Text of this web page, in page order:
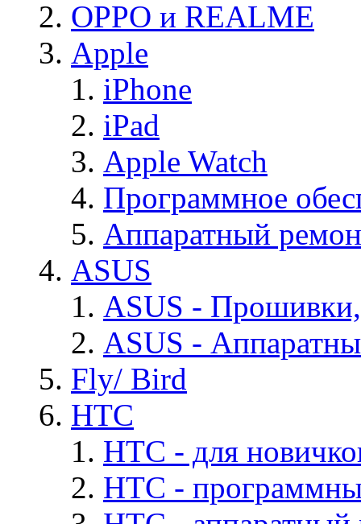
OPPO и REALME
Apple
iPhone
iPad
Apple Watch
Программное
Аппаратный
ASUS
ASUS -
ASUS -
Fly/ Bird
HTC
HTC - для
HTC -